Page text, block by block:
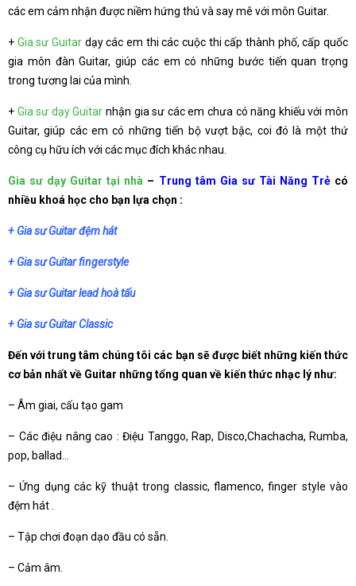
các em cảm nhận được niềm hứng thú và say mê với môn Guitar.
+ Gia sư Guitar dạy các em thi các cuộc thi cấp thành phố, cấp quốc
gia môn đàn Guitar, giúp các em có những bước tiến quan trọng
trong tương lai của mình.
+ Gia sư dạy Guitar nhận gia sư các em chưa có năng khiếu với môn
Guitar, giúp các em có những tiến bộ vượt bậc, coi đó là một thứ
công cụ hữu ích với các mục đích khác nhau.
Gia sư dạy Guitar tại nhà – Trung tâm Gia sư Tài Năng Trẻcó
nhiều khoá học cho bạn lựa chọn :
+ Gia sư Guitar đệm hát
+ Gia sư Guitar fingerstyle
+ Gia sư Guitar lead hoà tấu
+ Gia sư Guitar Classic
Đến với trung tâm chúng tôi các bạn sẽ được biết những kiến thức
cơ bản nhất về Guitar những tổng quan về kiến thức nhạc lý như:
– Âm giai, cấu tạo gam
– Các điệu nâng cao : Điệu Tanggo, Rap, Disco,Chachacha, Rumba,
pop, ballad…
– Ứng dụng các kỹ thuật trong classic, flamenco, finger style vào
đệm hát .
– Tập chơi đoạn dạo đầu có sẵn.
– Cảm âm.